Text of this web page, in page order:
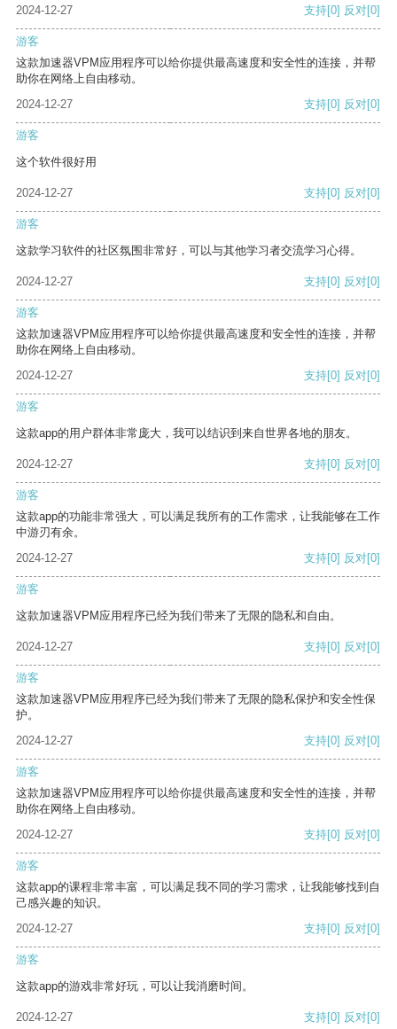
2024-12-27 支持[0] 反对[0]
游客
这款加速器VPM应用程序可以给你提供最高速度和安全性的连接，并帮
助你在网络上自由移动。
2024-12-27
支持[0] 反对[0]
游客
这个软件很好用
2024-12-27 支持[0] 反对[0]
游客
这款学习软件的社区氛围非常好，可以与其他学习者交流学习心得。
2024-12-27 支持[0] 反对[0]
游客
这款加速器VPM应用程序可以给你提供最高速度和安全性的连接，并帮
助你在网络上自由移动。
2024-12-27
支持[0] 反对[0]
游客
这款app的用户群体非常庞大，我可以结识到来自世界各地的朋友。
2024-12-27 支持[0] 反对[0]
游客
这款app的功能非常强大，可以满足我所有的工作需求，让我能够在工作
中游刃有余。
2024-12-27
支持[0] 反对[0]
游客
这款加速器VPM应用程序已经为我们带来了无限的隐私和自由。
2024-12-27 支持[0] 反对[0]
游客
这款加速器VPM应用程序已经为我们带来了无限的隐私保护和安全性保
护。
2024-12-27
支持[0] 反对[0]
游客
这款加速器VPM应用程序可以给你提供最高速度和安全性的连接，并帮
助你在网络上自由移动。
2024-12-27
支持[0] 反对[0]
游客
这款app的课程非常丰富，可以满足我不同的学习需求，让我能够找到自
己感兴趣的知识。
2024-12-27
支持[0] 反对[0]
游客
这款app的游戏非常好玩，可以让我消磨时间。
2024-12-27 支持[0] 反对[0]